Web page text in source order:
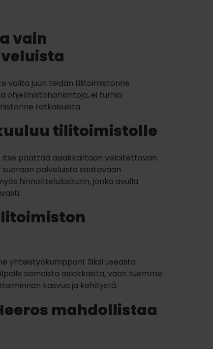
vain
valita juuri teidän tilitoimistonne
ohjelmistohankintoja, ei turhia
ratkaisuista.
tilitoimistolle
päättää asiakkailtaan veloitettavan
palveluista saatavaan
hinnoittelulaskurin, jonka avulla
yhteistyökumppani. Siksi useasta
samoista asiakkaista, vaan tuemme
kasvua ja kehitystä.
mahdollistaa